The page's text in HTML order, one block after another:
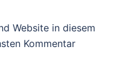
Website in diesem
Kommentar